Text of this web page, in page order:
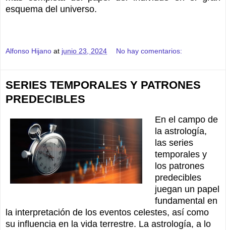
esquema del universo.
Alfonso Hijano at junio 23, 2024 No hay comentarios:
SERIES TEMPORALES Y PATRONES
PREDECIBLES
En el campo de
la astrología,
las series
temporales y
los patrones
predecibles
juegan un papel
fundamental en
la interpretación de los eventos celestes, así como
su influencia en la vida terrestre. La astrología, a lo